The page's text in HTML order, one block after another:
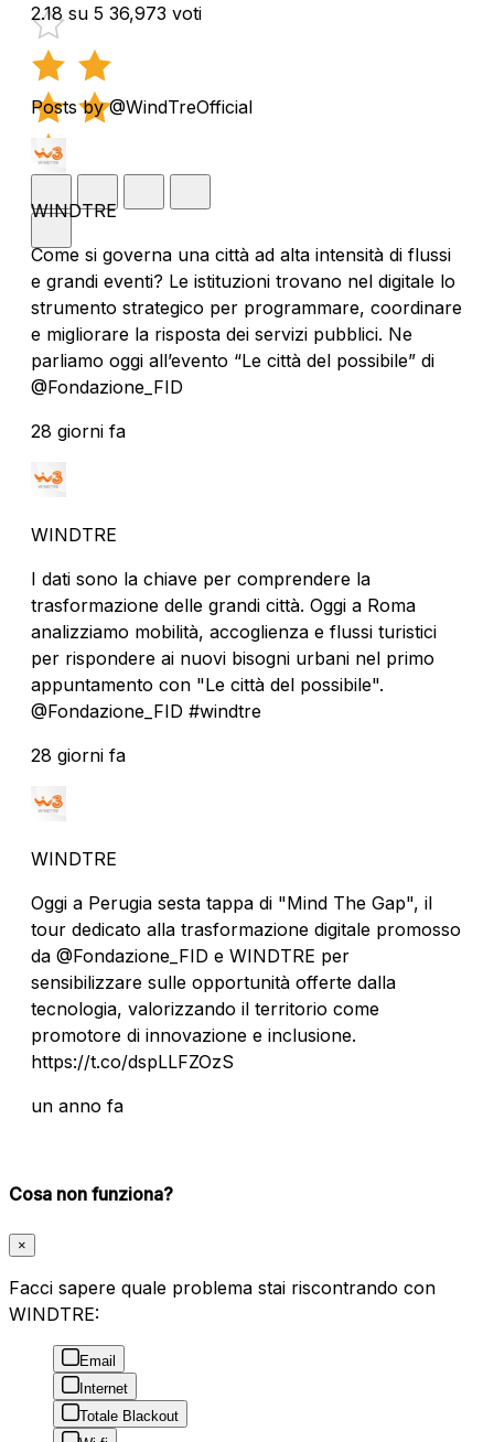
2.18 su 5 36,973 voti
Posts by @WindTreOfficial
WINDTRE
Come si governa una città ad alta intensità di flussi
e grandi eventi? Le istituzioni trovano nel digitale lo
strumento strategico per programmare, coordinare
e migliorare la risposta dei servizi pubblici. Ne
parliamo oggi all’evento “Le città del possibile” di
@Fondazione_FID
28 giorni fa
WINDTRE
I dati sono la chiave per comprendere la
trasformazione delle grandi città. Oggi a Roma
analizziamo mobilità, accoglienza e flussi turistici
per rispondere ai nuovi bisogni urbani nel primo
appuntamento con "Le città del possibile".
@Fondazione_FID #windtre
28 giorni fa
WINDTRE
Oggi a Perugia sesta tappa di "Mind The Gap", il
tour dedicato alla trasformazione digitale promosso
da @Fondazione_FID e WINDTRE per
sensibilizzare sulle opportunità offerte dalla
tecnologia, valorizzando il territorio come
promotore di innovazione e inclusione.
https://t.co/dspLLFZOzS
un anno fa
Cosa non funziona?
×
Facci sapere quale problema stai riscontrando con
WINDTRE:
Email
Internet
Totale Blackout